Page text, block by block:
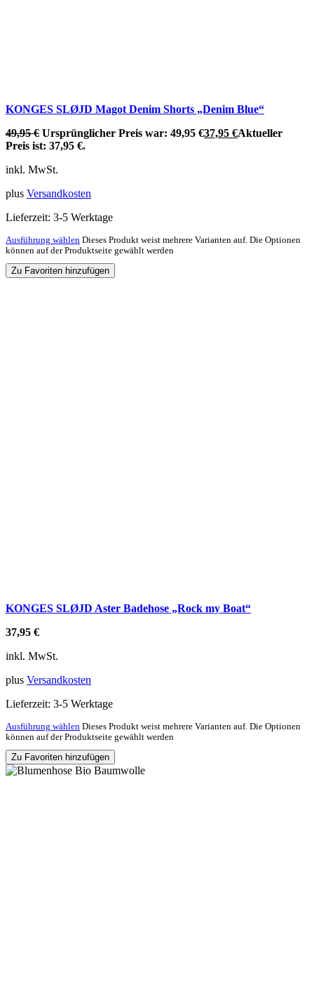
KONGES SLØJD Magot Denim Shorts „Denim Blue“
49,95€ Ursprünglicher Preis war: 49,95 €37,95 €Aktueller
Preis ist: 37,95 €.
inkl. MwSt.
plus Versandkosten
Lieferzeit: 3-5 Werktage
Ausführung wählen Dieses Produkt weist mehrere Varianten auf. Die Optionen
können auf der Produktseite gewählt werden
Zu Favoriten hinzufügen
KONGES SLØJD Aster Badehose „Rock my Boat“
37,95 €
inkl. MwSt.
plus Versandkosten
Lieferzeit: 3-5 Werktage
Ausführung wählen Dieses Produkt weist mehrere Varianten auf. Die Optionen
können auf der Produktseite gewählt werden
Zu Favoriten hinzufügen